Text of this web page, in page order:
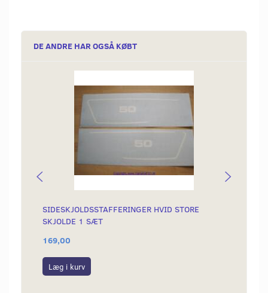
DE ANDRE HAR OGSÅ KØBT
SIDESKJOLDSSTAFFERINGER HVID STORE
SKJOLDE 1 SÆT
169,00
Læg i kurv